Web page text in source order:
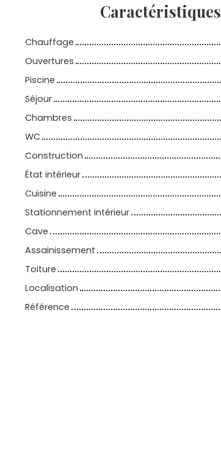
Caractéristiques
Chauffage
Ouvertures
Piscine
Séjour
Chambres
WC
Construction
État intérieur
Cuisine
Stationnement intérieur
Cave
Assainissement
Toiture
Localisation
Référence